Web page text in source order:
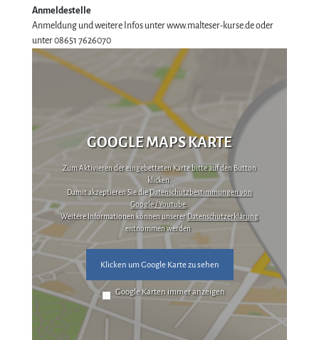
Anmeldestelle
Anmeldung und weitere Infos unter www.malteser-kurse.de oder
unter 08651 7626070
GOOGLE MAPS KARTE
Zum Aktivieren der eingebetteten Karte bitte auf den Button
klicken.
Damit akzeptieren Sie dieDatenschutzbestimmungen von
Google / Youtube.
Weitere Informationen können unsererDatenschutzerklärung
entnommen werden.
Klicken um Google Karte zu sehen
Google Karten immer anzeigen